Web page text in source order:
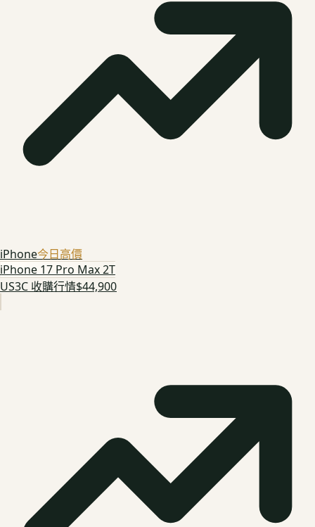
iPhone今日高價
iPhone 17 Pro Max 2T
US3C 收購行情$44,900